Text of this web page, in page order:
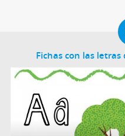
Fichas con las